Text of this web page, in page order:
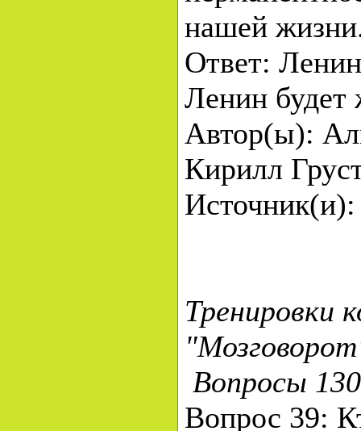
нашей
Ответ:
Ленин будет
Автор(ы):
Кирилл
Тренировки
Вопросы
Вопрос 39: